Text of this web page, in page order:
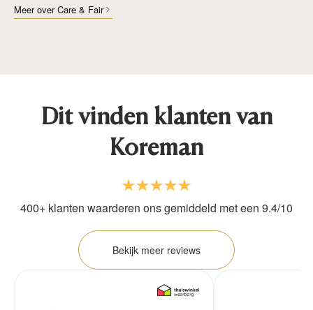
Meer over Care & Fair
Dit vinden klanten van
Koreman
400+ klanten waarderen ons gemiddeld met een 9.4/10
Bekijk meer reviews